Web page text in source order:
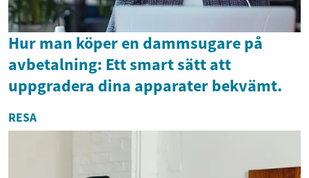
Hur man köper en dammsugare på
avbetalning: Ett smart sätt att
uppgradera dina apparater bekvämt.
RESA